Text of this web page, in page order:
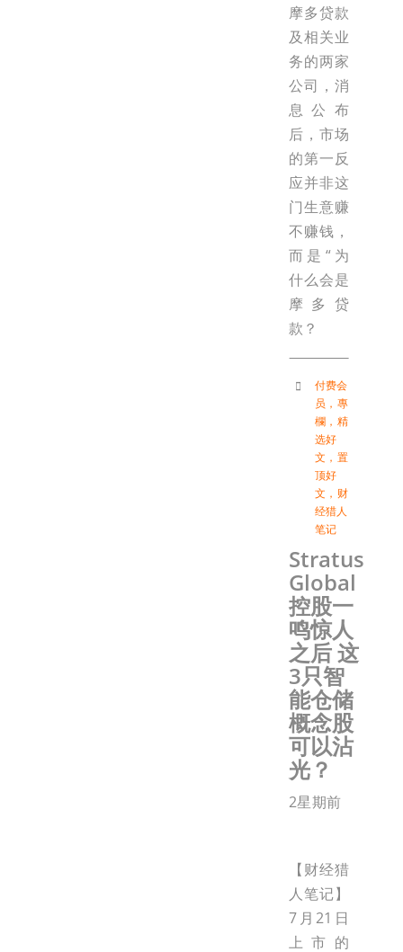
摩多贷款
及相关业
务的两家
公司，消
息公布
后，市场
的第一反
应并非这
门生意赚
不赚钱，
而是“为
什么会是
摩多贷
款？
付费会
员 ， 專
欄 ， 精
选好
文 ， 置
顶好
文 ， 财
经猎人
笔记
Stratus
Global
控股一
鸣惊人
之后 这
3只智
能仓储
概念股
可以沾
光？
2星期前
【财经猎
人笔记】
7月21日
上市的